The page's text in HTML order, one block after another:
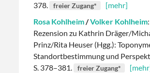
378.
freier Zugang*
[mehr]
Rosa Kohlheim/Volker Kohlheim:
Rezension zu Kathrin Dräger/
Prinz/Rita Heuser (Hgg.):
Standortbestimmung und
S. 378–381.
freier Zugang*